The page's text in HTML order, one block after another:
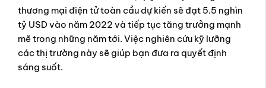
thương mại điện tử toàn cầu dự kiến sẽ đạt 5.5 nghìn
tỷ USD vào năm 2022 và tiếp tục tăng trưởng mạnh
mẽ trong những năm tới. Việc nghiên cứu kỹ lưỡng
các thị trường này sẽ giúp bạn đưa ra quyết định
sáng suốt.